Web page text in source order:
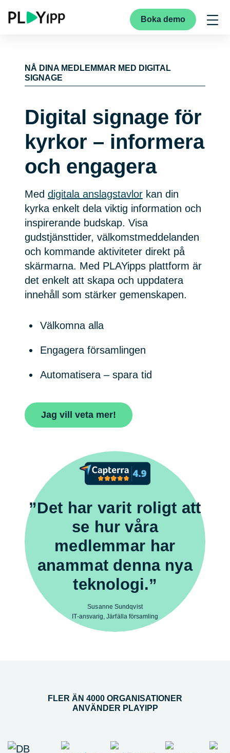
Boka demo
NÅ DINA MEDLEMMAR MED DIGITAL
SIGNAGE
Digital signage för
kyrkor – informera
och engagera
Med digitala anslagstavlor kan din
kyrka enkelt dela viktig information och
inspirerande budskap. Visa
gudstjänsttider, välkomstmeddelanden
och kommande aktiviteter direkt på
skärmarna. Med PLAYipps plattform är
det enkelt att skapa och uppdatera
innehåll som stärker gemenskapen.
Välkomna alla
Engagera församlingen
Automatisera – spara tid
Jag vill veta mer!
”Det har varit roligt att
se hur våra
medlemmar har
anammat denna nya
teknologi.”
Susanne Sundqvist
IT-ansvarig, Järfälla församling
FLER ÄN 4000 ORGANISATIONER
ANVÄNDER PLAYIPP